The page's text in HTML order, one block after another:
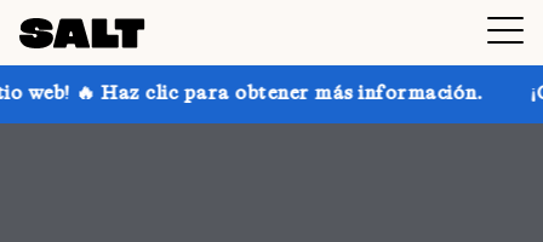
obtener más información. ¡Consigue hasta un 30